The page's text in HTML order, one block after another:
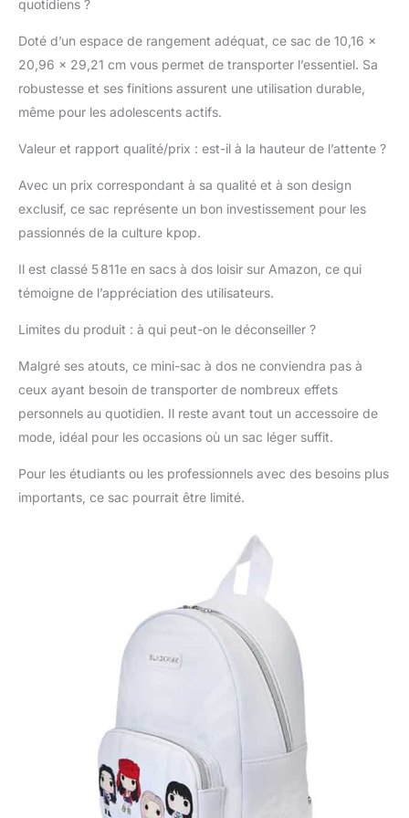
dos a des bretelles
réglables, des poches
en métal argenté
Caractéristiques
applique et détails
de la doublure
intérieure assortie Ce
sac à dos est un
officielle BLACKPINK
Dimensions du sac à
cm
quotidiens ?
Doté d’un espace de rangement adéquat, ce sac de 10,16 x
20,96 x 29,21 cm vous permet de transporter l’essentiel. Sa
robustesse et ses finitions assurent une utilisation durable,
même pour les adolescents actifs.
Valeur et rapport qualité/prix : est-il à la hauteur de l’attente ?
Avec un prix correspondant à sa qualité et à son design
exclusif, ce sac représente un bon investissement pour les
passionnés de la culture kpop.
Il est classé 5 811e en sacs à dos loisir sur Amazon, ce qui
témoigne de l’appréciation des utilisateurs.
Limites du produit : à qui peut-on le déconseiller ?
Malgré ses atouts, ce mini-sac à dos ne conviendra pas à
ceux ayant besoin de transporter de nombreux effets
personnels au quotidien. Il reste avant tout un accessoire de
mode, idéal pour les occasions où un sac léger suffit.
Pour les étudiants ou les professionnels avec des besoins plus
importants, ce sac pourrait être limité.